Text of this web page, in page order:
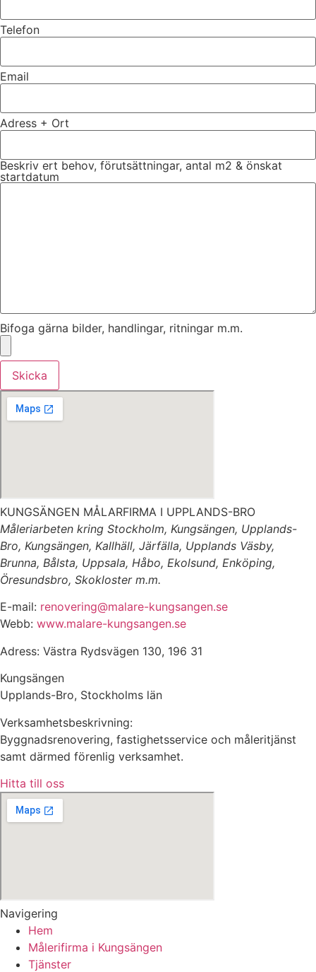
Telefon
Email
Adress + Ort
Beskriv ert behov, förutsättningar, antal m2 & önskat
startdatum
Bifoga gärna bilder, handlingar, ritningar m.m.
Skicka
KUNGSÄNGEN MÅLARFIRMA I UPPLANDS-BRO
Måleriarbeten kring Stockholm, Kungsängen, Upplands-
Bro, Kungsängen, Kallhäll, Järfälla, Upplands Väsby,
Brunna, Bålsta, Uppsala, Håbo, Ekolsund, Enköping,
Öresundsbro, Skokloster m.m.
E-mail: renovering@malare-kungsangen.se
Webb: www.malare-kungsangen.se
Adress: Västra Rydsvägen 130, 196 31
Kungsängen
Upplands-Bro, Stockholms län
Verksamhetsbeskrivning:
Byggnadsrenovering, fastighetsservice och måleritjänst
samt därmed förenlig verksamhet.
Hitta till oss
Navigering
Hem
Målerifirma i Kungsängen
Tjänster